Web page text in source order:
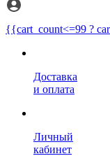
{{cart_count<=99 ?
Доставка
и оплата
Личный
кабинет